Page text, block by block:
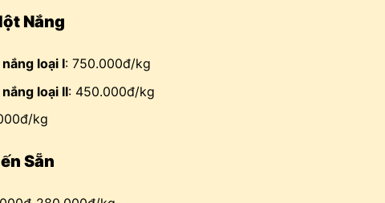
Nắng
loại I: 750.000đ/kg
loại II: 450.000đ/kg
kg
Sẵn